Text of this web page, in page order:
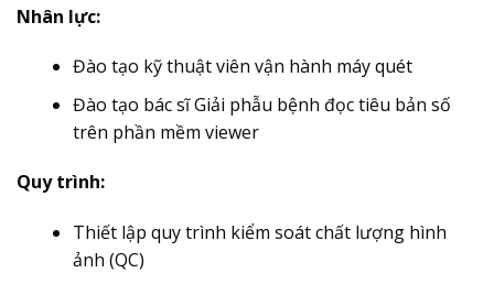
Nhân lực:
Đào tạo kỹ thuật viên vận hành máy quét
Đào tạo bác sĩ Giải phẫu bệnh đọc tiêu bản số
trên phần mềm viewer
Quy trình:
Thiết lập quy trình kiểm soát chất lượng hình
ảnh (QC)